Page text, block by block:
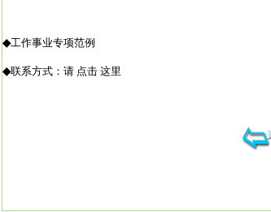
◆工作事业专项范例
◆联系方式：请 点击 这里